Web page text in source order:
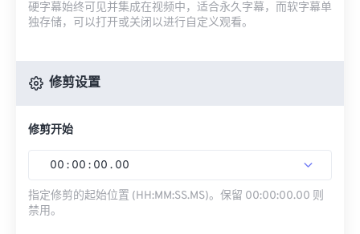
硬字幕始终可见并集成在视频中，适合永久字幕，而软字幕单
独存储，可以打开或关闭以进行自定义观看。
修剪设置
修剪开始
00 : 00 : 00 . 00
指定修剪的起始位置 (HH:MM:SS.MS)。保留 00:00:00.00 则
禁用。